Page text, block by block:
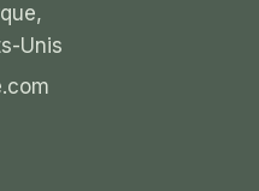
Unis